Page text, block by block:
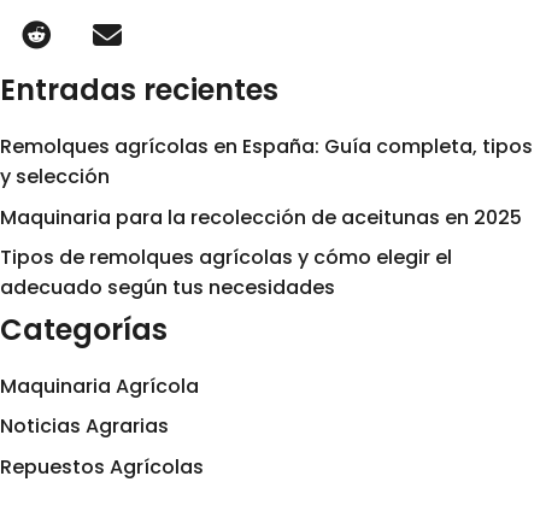
Entradas recientes
Remolques agrícolas en España: Guía completa, tipos
y selección
Maquinaria para la recolección de aceitunas en 2025
Tipos de remolques agrícolas y cómo elegir el
adecuado según tus necesidades
Categorías
Maquinaria Agrícola
Noticias Agrarias
Repuestos Agrícolas